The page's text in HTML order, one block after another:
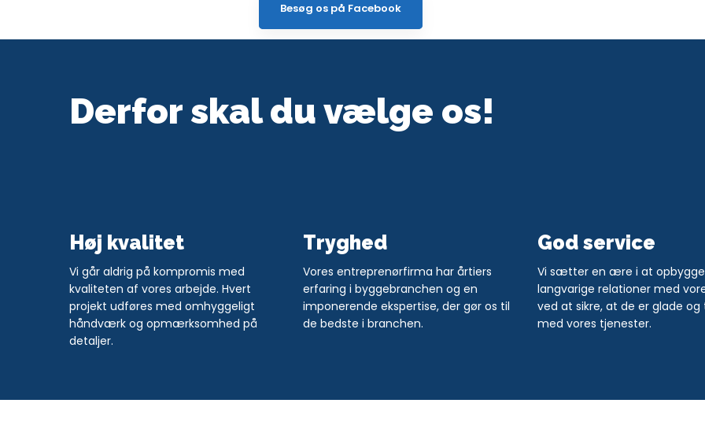
Besøg os på Facebook​
​Derfor skal du vælge os!
Høj kvalitet
​​Vi går aldrig på kompromis med
kvaliteten af vores arbejde. Hvert
projekt udføres med omhyggeligt
håndværk og opmærksomhed på
detaljer.
Tryghed
​​Vores entreprenørfirma har årtiers
erfaring i byggebranchen og en
imponerende ekspertise, der gør os til
de bedste i branchen.
God service
​​Vi sætter en ære i at opbygge
langvarige relationer med
ved at sikre, at de er glade og
med vores tjenester.